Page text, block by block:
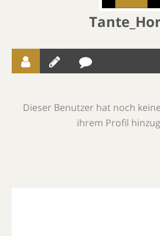
Dieser Benutzer hat noch
ihrem Profil